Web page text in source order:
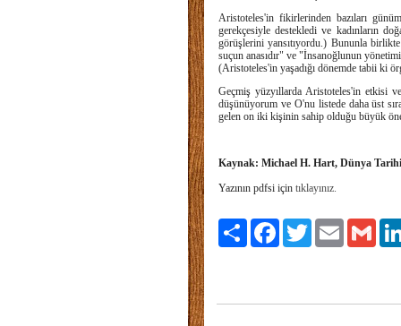
Aristoteles'in fikirlerinden bazıları
gerekçesiyle destekledi ve kadınların
görüşlerini yansıtıyordu.) Bununla
suçun anasıdır" ve "İnsanoğlunun
(Aristoteles'in yaşadığı dönemde tabii ki
Geçmiş yüzyıllarda Aristoteles'in etkisi
düşünüyorum ve O'nu listede daha üst
gelen on iki kişinin sahip olduğu büyük
Kaynak: Michael H. Hart, Dünya
Yazının pdfsi için tıklayınız.
Paylaş FacebookTwitter Email Gmail